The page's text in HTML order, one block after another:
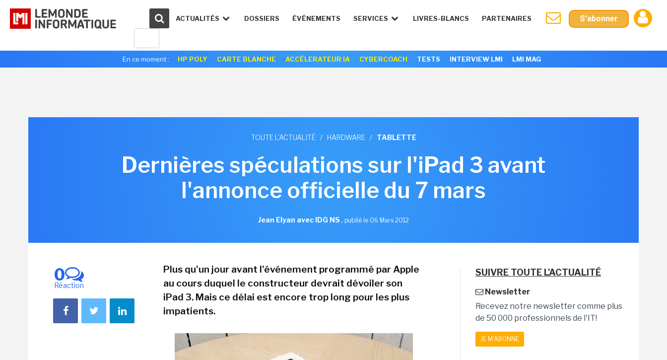
ACTUALITÉS DOSSIERS ÉVÉNEMENTS SERVICES LIVRES-BLANCS PARTENAIRES S'abonner
En ce moment : HP POLY CARTE BLANCHE ACCÉLERATEUR IA CYBERCOACH TESTS INTERVIEW LMI LMI MAG
TOUTE L'ACTUALITÉ / HARDWARE / TABLETTE
Dernières spéculations sur l'iPad 3 avant
l'annonce officielle du 7 mars
Jean Elyan avec IDG NS , publié le 06 Mars 2012
0
Réaction
Plus qu'un jour avant l'événement programmé par Apple
au cours duquel le constructeur devrait dévoiler son
iPad 3. Mais ce délai est encore trop long pour les plus
impatients.
SUIVRE TOUTE L'ACTUALITÉ
Newsletter
Recevez notre newsletter comme plus
de 50 000 professionnels de l'IT!
JE M'ABONNE